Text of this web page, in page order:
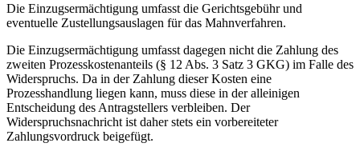
Die Einzugsermächtigung umfasst die Gerichtsgebühr und
eventuelle Zustellungsauslagen für das Mahnverfahren.
Die Einzugsermächtigung umfasst dagegen nicht die Zahlung des
zweiten Prozesskostenanteils (§ 12 Abs. 3 Satz 3 GKG) im Falle des
Widerspruchs. Da in der Zahlung dieser Kosten eine
Prozesshandlung liegen kann, muss diese in der alleinigen
Entscheidung des Antragstellers verbleiben. Der
Widerspruchsnachricht ist daher stets ein vorbereiteter
Zahlungsvordruck beigefügt.